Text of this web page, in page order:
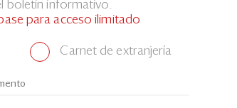
boletín informativo.
para acceso ilimitado
Carnet de extranjería